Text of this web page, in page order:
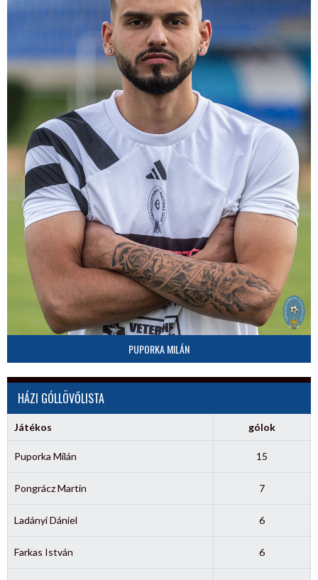
PUPORKA MILÁN
HÁZI GÓLLÖVŐLISTA
Játékos gólok
Puporka Milán 15
Pongrácz Martin 7
Ladányi Dániel 6
Farkas István 6